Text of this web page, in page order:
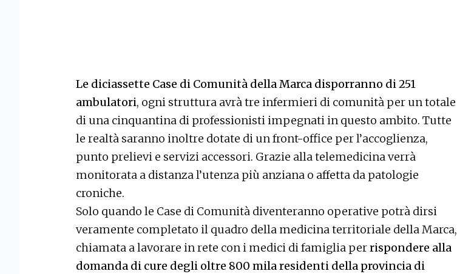
Le diciassette Case di Comunità della Marca disporranno di 251
ambulatori, ogni struttura avrà tre infermieri di comunità per un totale
di una cinquantina di professionisti impegnati in questo ambito. Tutte
le realtà saranno inoltre dotate di un front-office per l’accoglienza,
punto prelievi e servizi accessori. Grazie alla telemedicina verrà
monitorata a distanza l’utenza più anziana o affetta da patologie
croniche.
Solo quando le Case di Comunità diventeranno operative potrà dirsi
veramente completato il quadro della medicina territoriale della Marca,
chiamata a lavorare in rete con i medici di famiglia perrispondere alla
domanda di cure degli oltre 800 mila residenti della provincia di